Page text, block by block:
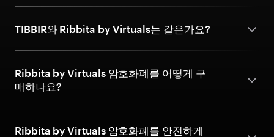
TIBBIR와 Ribbita by Virtuals는 같은가요?
Ribbita by Virtuals 암호화폐를 어떻게 구
매하나요?
Ribbita by Virtuals 암호화폐를 안전하게